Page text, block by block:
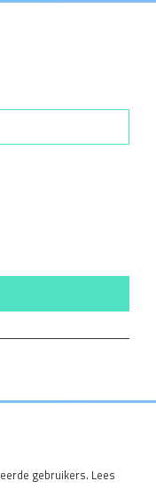
gebruikers. Lees